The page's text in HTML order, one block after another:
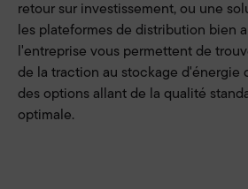
retour sur investissement, ou une
les plateformes de distribution bien
l'entreprise vous permettent de
de la traction au stockage d'énergie
des options allant de la qualité
optimale.